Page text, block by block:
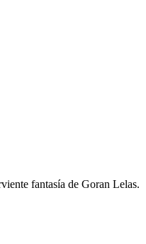
fantasía de Goran Lelas.